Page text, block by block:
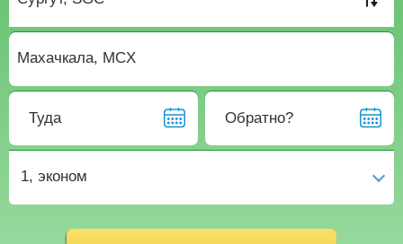
Туда Обратно?
1, эконом